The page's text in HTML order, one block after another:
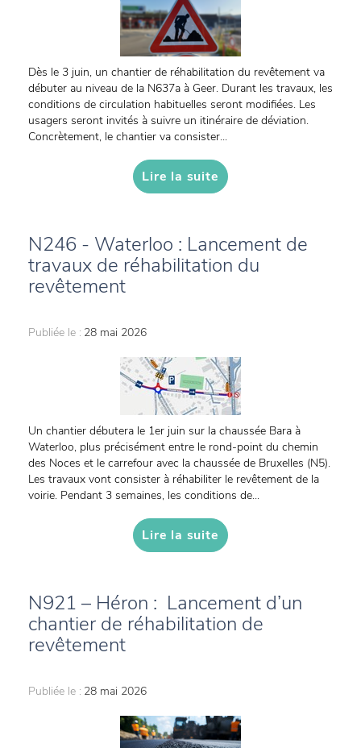
Dès le 3 juin, un chantier de réhabilitation du revêtement va
débuter au niveau de la N637a à Geer. Durant les travaux, les
conditions de circulation habituelles seront modifiées. Les
usagers seront invités à suivre un itinéraire de déviation.
Concrètement, le chantier va consister...
Lire la suite
N246 - Waterloo : Lancement de
travaux de réhabilitation du
revêtement
Publiée le : 28 mai 2026
Un chantier débutera le 1er juin sur la chaussée Bara à
Waterloo, plus précisément entre le rond-point du chemin
des Noces et le carrefour avec la chaussée de Bruxelles (N5).
Les travaux vont consister à réhabiliter le revêtement de la
voirie. Pendant 3 semaines, les conditions de...
Lire la suite
N921 – Héron : Lancement d’un
chantier de réhabilitation de
revêtement
Publiée le : 28 mai 2026